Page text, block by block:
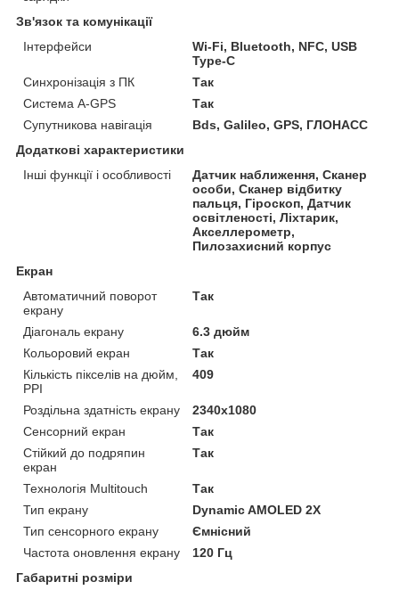
Зв'язок та комунікації
Інтерфейси
Wi-Fi, Bluetooth, NFC, USB
Type-C
Синхронізація з ПК
Так
Система A-GPS
Так
Супутникова навігація
Bds, Galileo, GPS, ГЛОНАСС
Додаткові характеристики
Інші функції і особливості
Датчик наближення, Сканер
особи, Сканер відбитку
пальця, Гіроскоп, Датчик
освітленості, Ліхтарик,
Акселлерометр,
Пилозахисний корпус
Екран
Автоматичний поворот
екрану
Так
Діагональ екрану
6.3 дюйм
Кольоровий екран
Так
Кількість пікселів на дюйм,
PPI
409
Роздільна здатність екрану
2340x1080
Сенсорний екран
Так
Стійкий до подряпин
екран
Так
Технологія Multitouch
Так
Тип екрану
Dynamic AMOLED 2X
Тип сенсорного екрану
Ємнісний
Частота оновлення екрану
120 Гц
Габаритні розміри